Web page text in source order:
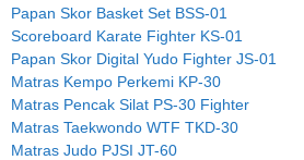
Papan Skor Basket Set BSS-01
Scoreboard Karate Fighter KS-01
Papan Skor Digital Yudo Fighter JS-01
Matras Kempo Perkemi KP-30
Matras Pencak Silat PS-30 Fighter
Matras Taekwondo WTF TKD-30
Matras Judo PJSI JT-60